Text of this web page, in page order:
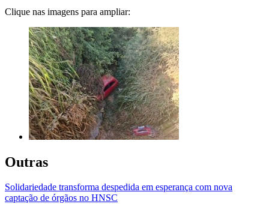
Clique nas imagens para ampliar:
Outras
Solidariedade transforma despedida em esperança com nova
captação de órgãos no HNSC